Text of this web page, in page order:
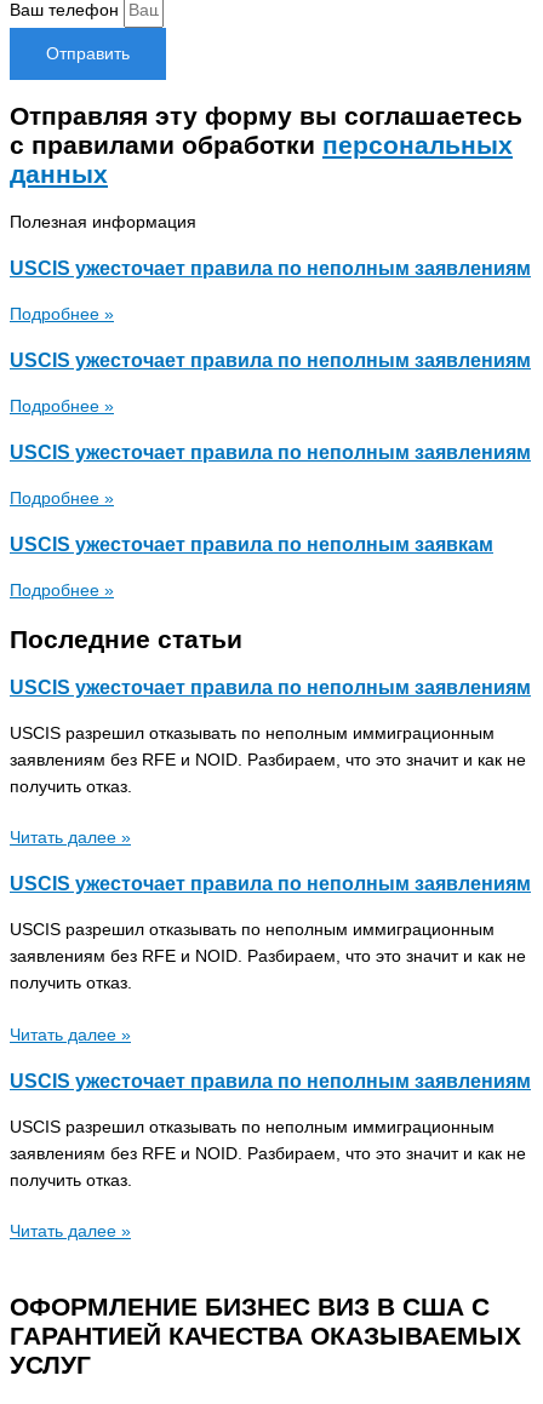
Ваш телефон
Отправить
Отправляя эту форму вы соглашаетесь
с правилами обработки персональных
данных
Полезная информация
USCIS ужесточает правила по неполным заявлениям
Подробнее »
USCIS ужесточает правила по неполным заявлениям
Подробнее »
USCIS ужесточает правила по неполным заявлениям
Подробнее »
USCIS ужесточает правила по неполным заявкам
Подробнее »
Последние статьи
USCIS ужесточает правила по неполным заявлениям
USCIS разрешил отказывать по неполным иммиграционным
заявлениям без RFE и NOID. Разбираем, что это значит и как не
получить отказ.
Читать далее »
USCIS ужесточает правила по неполным заявлениям
USCIS разрешил отказывать по неполным иммиграционным
заявлениям без RFE и NOID. Разбираем, что это значит и как не
получить отказ.
Читать далее »
USCIS ужесточает правила по неполным заявлениям
USCIS разрешил отказывать по неполным иммиграционным
заявлениям без RFE и NOID. Разбираем, что это значит и как не
получить отказ.
Читать далее »
ОФОРМЛЕНИЕ БИЗНЕС ВИЗ В США С
ГАРАНТИЕЙ КАЧЕСТВА ОКАЗЫВАЕМЫХ
УСЛУГ